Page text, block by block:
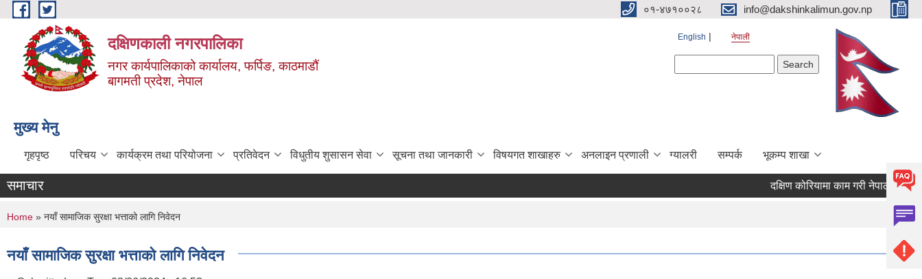
Skip to main content ०१-४७१००२८ info@dakshinkalimun.gov.np
दक्षिणकाली नगरपालिका
नगर कार्यपालिकाको कार्यालय, फर्पिङ, काठमाडौं
बागमती प्रदेश, नेपाल
English नेपाली
मुख्य मेनु
गृहपृष्ठ परिचय कार्यक्रम तथा परियोजना प्रतिवेदन विधुतीय शुसासन सेवा सूचना तथा जानकारी विषयगत शाखाहरु अनलाइन प्रणाली ग्यालरी सम्पर्क भूकम्प शाखा
समाचार दक्षिण कोरियामा काम गरी नेपाल
You are here
Home » नयाँ सामाजिक सुरक्षा भत्ताको लागि निवेदन
नयाँ सामाजिक सुरक्षा भत्ताको लागि निवेदन